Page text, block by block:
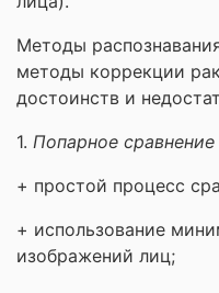
Методы
методы коррекции
достоинств и
1. Попарное сравнение
+ простой процесс
+ использование
изображений лиц;